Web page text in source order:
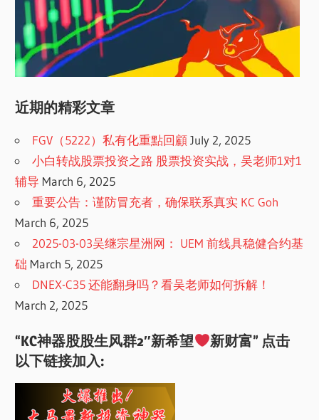
近期的精彩文章
FGV（5222）私有化重點回顧 July 2, 2025
小白转战股票投资之路 股票投资实战，吴老师1对1
辅导 March 6, 2025
重要公告：谨防冒充者，确保联系真实 KC Goh
March 6, 2025
2025-03-03吴继宗星洲网： UEM 前线具稳健合约基
础 March 5, 2025
DNEX-C35 还能翻身吗？看吴老师如何拆解！
March 2, 2025
“KC神器股股生风群2″新希望
新财富” 点击
以下链接加入: